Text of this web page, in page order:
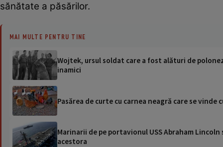
sănătate a păsărilor.
MAI MULTE PENTRU TINE
Wojtek, ursul soldat care a fost alături de
inamici
Pasărea de curte cu carnea neagră care se vinde
Marinarii de pe portavionul USS Abraham
acestora